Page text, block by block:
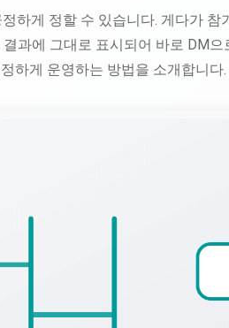
하게 정할 수 있습니다. 게다가 참
과에 그대로 표시되어 바로 DM
하게 운영하는 방법을 소개합니다.